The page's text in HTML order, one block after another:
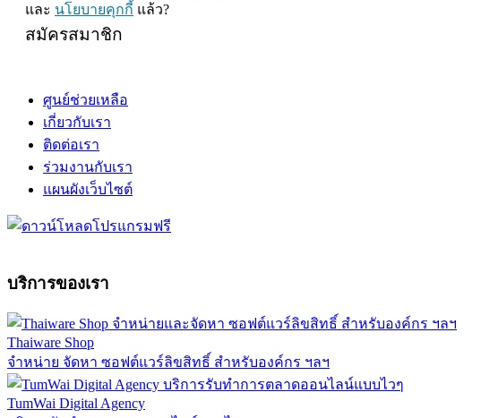
และ นโยบายคุกกี้ แล้ว?
สมัครสมาชิก
ศูนย์ช่วยเหลือ
เกี่ยวกับเรา
ติดต่อเรา
ร่วมงานกับเรา
แผนผังเว็บไซต์
บริการของเรา
Thaiware Shop
จำหน่าย จัดหา ซอฟต์แวร์ลิขสิทธิ์ สำหรับองค์กร ฯลฯ
TumWai Digital Agency